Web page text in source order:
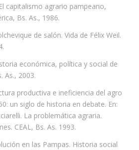
capitalismo agrario pampeano,
Bs. As., 1986.
de salón. Vida de Félix Weil.
económica, política y social de
As., 2003.
productiva e ineficiencia del agro
un siglo de historia en debate. En:
La problemática agraria.
CEAL, Bs. As. 1993.
en las Pampas. Historia social